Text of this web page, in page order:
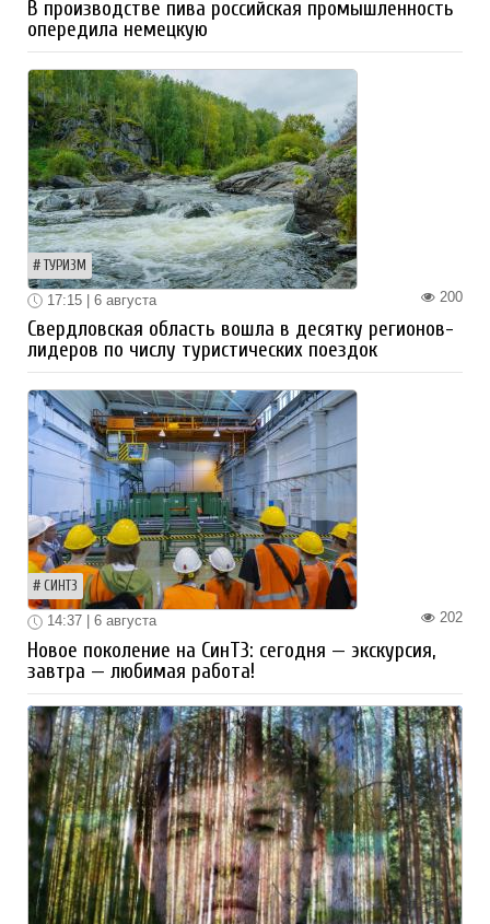
В производстве пива российская промышленность
опередила немецкую
ТУРИЗМ
200
17:15 | 6 августа
Свердловская область вошла в десятку регионов-
лидеров по числу туристических поездок
СИНТЗ
202
14:37 | 6 августа
Новое поколение на СинТЗ: сегодня — экскурсия,
завтра — любимая работа!